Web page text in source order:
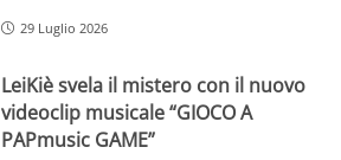
29 Luglio 2026
LeiKiè svela il mistero con il nuovo
videoclip musicale “GIOCO A
PAPmusic GAME”